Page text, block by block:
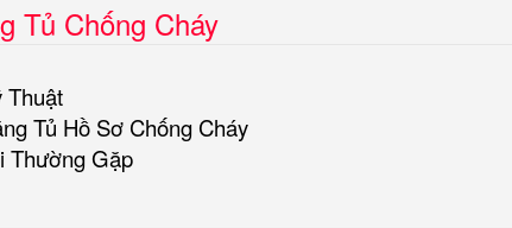
Tủ Chống Cháy
Thuật
Tủ Hồ Sơ Chống Cháy
Thường Gặp